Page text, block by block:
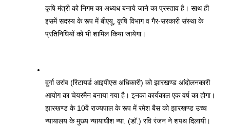
कृषि मंत्री को निगम का अध्यध बनाये जाने का प्रस्ताव है। साथ ही
इसमें सदस्य के रूप में बीएयू, कृषि विभाग व गैर-सरकारी संस्था के
प्रतिनिधियों को भी शामिल किया जायेगा।
दुर्गा उरांव (रिटायर्ड आइपीएस अधिकारी) को झारखण्ड आंदोलनकारी
आयोग का चेयरमैन बनाया गया है। इनका कार्यकाल एक वर्ष का होगा।
झारखण्ड के 10वें राज्यपाल के रूप में रमेश बैस को झारखण्ड उच्च
न्यायालय के मुख्य न्यायाधीश न्या. (डॉ.) रवि रंजन ने शपथ दिलायी।